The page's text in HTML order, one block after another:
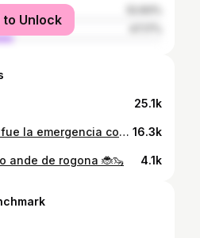
Unlock
25.1k
Quisiera decirle cuál fue la emergencia con la tarjeta pero mi celular dejó de escucharse. Solo entendí emergencia🤣😂 #shopping #couple 16.3k
ande de rogona 🐞🦦 4.1k